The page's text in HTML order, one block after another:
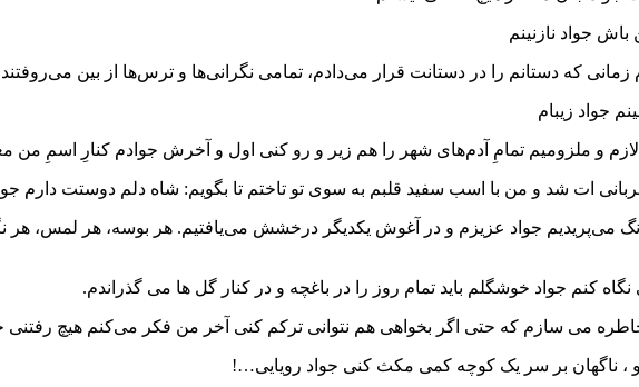
جواد نازنینم
زمانی که دستانم را در دستانت قرار می‌دادم، تمامی نگرانی‌ها و ترس‌ها از بین
جواد زیبام
و ملزومیم تمامِ آدم‌های شهر را هم زیر و رو کنی اول و آخرش جوادم کنارِ اسمِ من
ات شد و من با اسب سفید قلبم به سوی تو تاختم تا بگویم: شاه دلم دوستت دارم
می‌پریدیم جواد عزیزم و در آغوش یکدیگر درخشش می‌یافتیم. هر بوسه، هر لمس، هر
کنم جواد خوشگلم باید تمام روز را در باغچه و در کنار گل ها می گذراندم.
می‌ سازم که حتی اگر بخواهی هم نتوانی ترکم کنی آخر من فکر می‌کنم هیچ
، ناگهان بر سر یک کوچه کمی مکث کنی جواد رویایی…!